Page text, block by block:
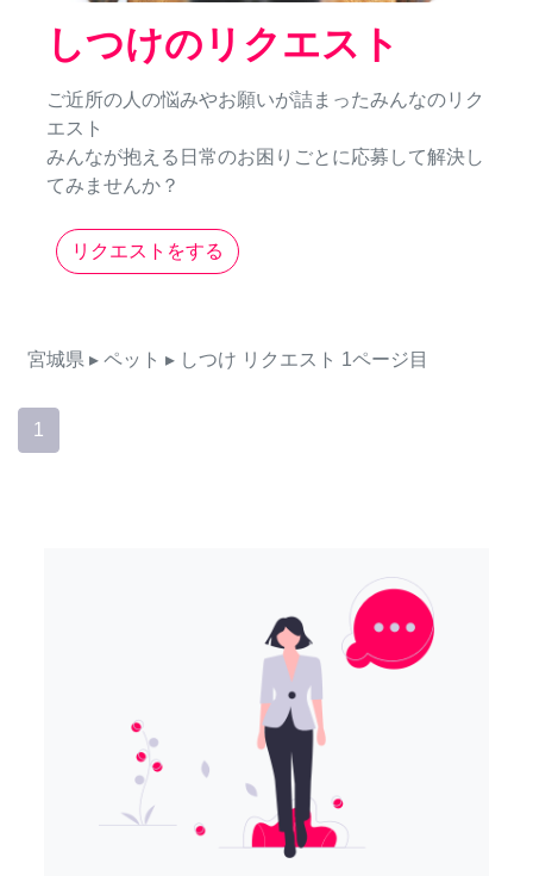
しつけのリクエスト
ご近所の人の悩みやお願いが詰まったみんなのリク
エスト
みんなが抱える日常のお困りごとに応募して解決し
てみませんか？
リクエストをする
宮城県 ▸ ペット ▸ しつけ リクエスト 1ページ目
1